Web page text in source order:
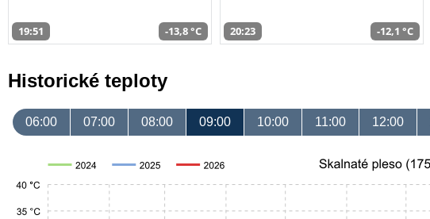
19:51 -13,8 °C 20:23 -12,1 °C
Historické teploty
06:00 07:00 08:00 09:00 10:00 11:00 12:00